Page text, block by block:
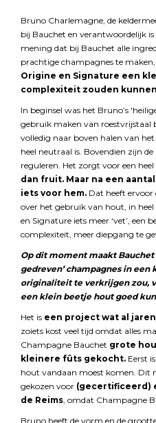
Bruno Charlemagne, de
bij Bauchet en verantwoordelijk
mening dat bij Bauchet alle
prachtige champagnes te
Origine en Signature een
complexiteit zouden
In beginsel was het Bruno’s
gebruik maken van roestvrijstaal
volledig naar boven halen van
heel neutraal is. Bovendien zijn
reguleren. Het zorgt voor een
dan fruit. Maar na een
iets voor hem. Dat heeft ervoor
over het gebruik van hout, in
en Signature iets meer ‘vet’, een
complexiteit, meer diepgang te
Op dit moment maakt
gedreven’ champagnes in
originaliteit te verkrijgen zou,
een klein beetje hout goed
Het is een project wat al
zoiets kost veel tijd omdat alles
Champagne Bauchet grote
kleinere fûts gekocht. Eerst
hout vandaan moest komen. Dit
gekozen voor (gecertificeerd)
de Reims, omdat Champagne
Bruno heeft de vorm en de